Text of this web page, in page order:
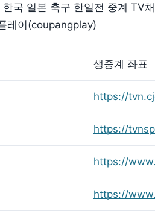
국 일본 축구 한일전 중계 TV
레이(coupangplay)
생중계 좌표
https://
https://
https://
https://